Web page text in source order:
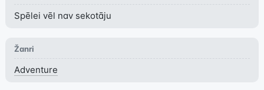
Spēlei vēl nav sekotāju
Žanri
Adventure